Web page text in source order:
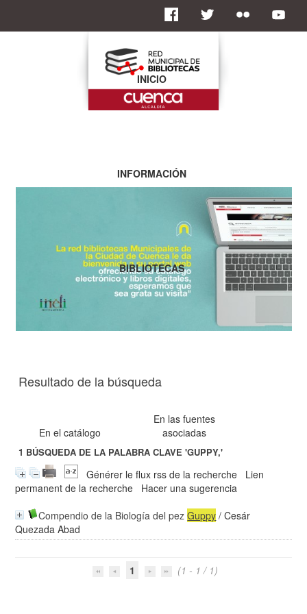
Resultado de la búsqueda
En el catálogo
En las fuentes
asociadas
1 BÚSQUEDA DE LA PALABRA CLAVE'GUPPY,'
Générer le flux rss de la recherche
Lien
permanent de la recherche
Hacer una sugerencia
Compendio de la Biología del pezGuppy /Cesár
Quezada Abad
1 (1 - 1 / 1)
INICIO
INFORMACIÓN
BIBLIOTECAS